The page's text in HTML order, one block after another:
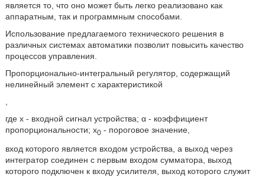
является то, что оно может быть легко реализовано как
аппаратным, так и программным способами.
Использование предлагаемого технического решения в
различных системах автоматики позволит повысить качество
процессов управления.
Пропорционально-интегральный регулятор, содержащий
нелинейный элемент с характеристикой
,
где x - входной сигнал устройства; α - коэффициент
пропорциональности; х0- пороговое значение,
вход которого является входом устройства, а выход через
интегратор соединен с первым входом сумматора, выход
которого подключен к входу усилителя, выход которого служит